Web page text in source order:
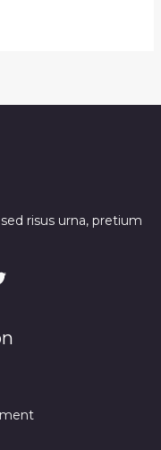
risus urna, pretium